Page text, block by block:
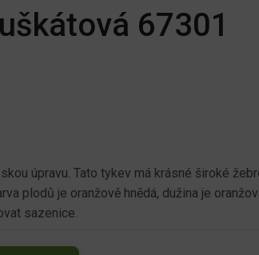
67301
úpravu. Tato tykev má krásné široké
plodů je oranžově hnědá, dužina je
sazenice.